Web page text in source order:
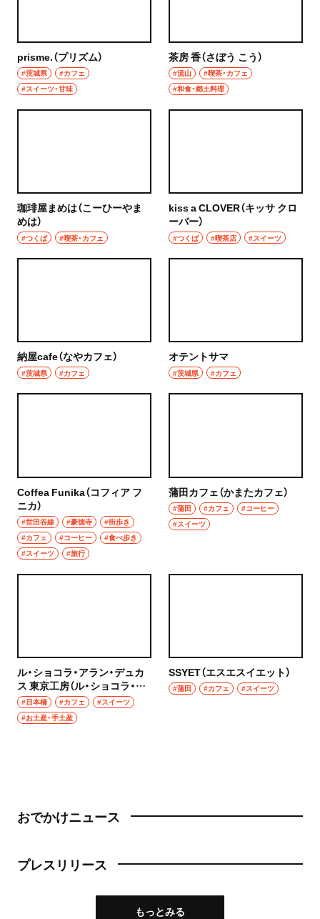
prisme.（プリズム）
#茨城県
#カフェ
#スイーツ・甘味
茶房 香（さぼう こう）
#流山
#喫茶・カフェ
#和食・郷土料理
珈琲屋まめは（こーひーやま
めは）
#つくば #喫茶・カフェ
kiss a CLOVER（キッサ クロ
ーバー）
#つくば #喫茶店 #スイーツ
納屋cafe（なやカフェ）
#茨城県 #カフェ
オテントサマ
#茨城県 #カフェ
Coffea Funika（コフィア フ
ニカ）
#世田谷線 #豪徳寺
#街歩き
#カフェ
#コーヒー
#食べ歩き
#スイーツ
#旅行
蒲田カフェ（かまたカフェ）
#蒲田 #カフェ
#コーヒー
#スイーツ
ル・ショコラ・アラン・デュカ
ス 東京工房（ル・ショコラ・ア
ラン・デュカス とうきょうこ
うぼう）
#日本橋 #カフェ
#スイーツ
#お土産・手土産
SSYET（エスエスイエット）
#蒲田 #カフェ #スイーツ
おでかけニュース
プレスリリース
もっとみる